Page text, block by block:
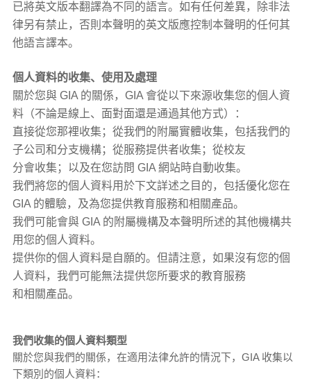
已將英文版本翻譯為不同的語言。如有任何差異，除非法
律另有禁止，否則本聲明的英文版應控制本聲明的任何其
他語言譯本。
個人資料的收集、使用及處理
關於您與 GIA 的關係，GIA 會從以下來源收集您的個人資
料（不論是線上、面對面還是通過其他方式）：
直接從您那裡收集；從我們的附屬實體收集，包括我們的
子公司和分支機構；從服務提供者收集；從校友
分會收集；以及在您訪問 GIA 網站時自動收集。
我們將您的個人資料用於下文詳述之目的，包括優化您在
GIA 的體驗，及為您提供教育服務和相關產品。
我們可能會與 GIA 的附屬機構及本聲明所述的其他機構共
用您的個人資料。
提供你的個人資料是自願的。但請注意，如果沒有您的個
人資料，我們可能無法提供您所要求的教育服務
和相關產品。
我們收集的個人資料類型
關於您與我們的關係，在適用法律允許的情況下，GIA 收集以
下類別的個人資料：